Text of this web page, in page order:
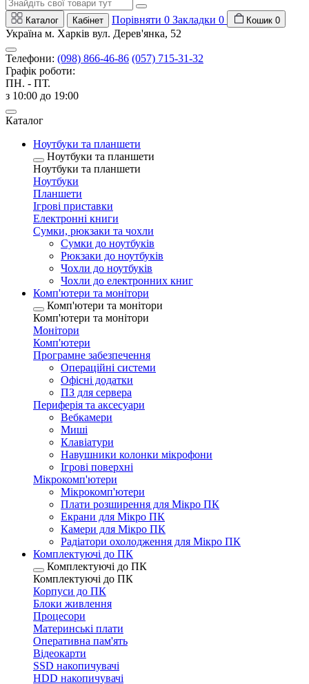
Каталог Кабінет Порівняти 0 Закладки 0 Кошик 0
Україна м. Харків вул. Дерев'янка, 52
Телефони: (098) 866-46-86 (057) 715-31-32
Графік роботи:
ПН. - ПТ.
з 10:00 до 19:00
Каталог
Ноутбуки та планшети
Ноутбуки та планшети
Ноутбуки та планшети
Ноутбуки
Планшети
Ігрові приставки
Електронні книги
Сумки, рюкзаки та чохли
Сумки до ноутбуків
Рюкзаки до ноутбуків
Чохли до ноутбуків
Чохли до електронних книг
Комп'ютери та монітори
Комп'ютери та монітори
Комп'ютери та монітори
Монітори
Комп'ютери
Програмне забезпечення
Операційні системи
Офісні додатки
ПЗ для сервера
Периферія та аксесуари
Вебкамери
Миші
Клавіатури
Навушники колонки мікрофони
Ігрові поверхні
Мікрокомп'ютери
Мікрокомп'ютери
Плати розширення для Мікро ПК
Екрани для Мікро ПК
Камери для Мікро ПК
Радіатори охолодження для Мікро ПК
Комплектуючі до ПК
Комплектуючі до ПК
Комплектуючі до ПК
Корпуси до ПК
Блоки живлення
Процесори
Материнські плати
Оперативна пам'ять
Відеокарти
SSD накопичувачі
HDD накопичувачі